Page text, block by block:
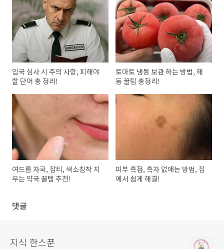
입국 심사 시 주의 사항, 피해야
할 단어 총 정리!
토마토 냉동 보관 하는 방법, 해
동 꿀팁 총정리!
여드름 자국, 잡티, 색소침착 지
우는 약국 꿀템 추천!
피부 흑점, 흑자 없애는 방법, 집
에서 쉽게 해결!
댓글
지식 한스푼